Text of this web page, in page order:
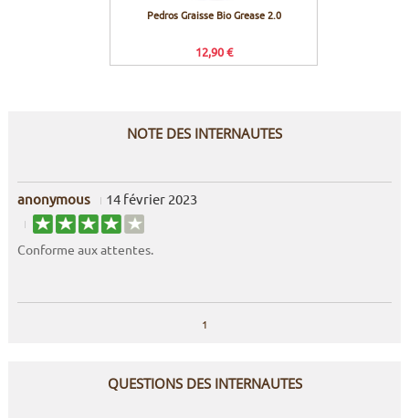
Pedros Graisse Bio Grease 2.0
12,90 €
NOTE DES INTERNAUTES
anonymous 14 février 2023
Conforme aux attentes.
1
QUESTIONS DES INTERNAUTES